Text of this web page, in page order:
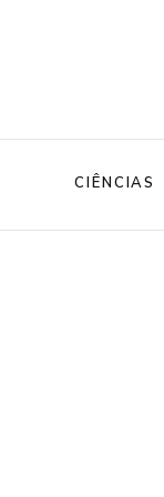
CIÊNCIAS